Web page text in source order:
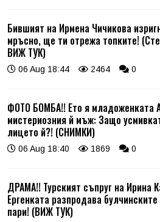
Бившият на Ирмена Чичикова
мръсно, ще ти отрежа топките!
ВИЖ ТУК)
06 Aug 18:44 2464 0
ФОТО БОМБА!! Ето я младоженката
мистериозния й мъж: Защо
лицето й?! (СНИМКИ)
06 Aug 18:40 1869 0
ДРАМА!! Турският съпруг на Ирина
Ергенката разпродава
пари! (ВИЖ ТУК)